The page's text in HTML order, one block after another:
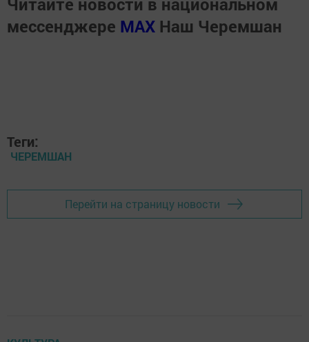
мессенджере MАХ Наш Черемшан
Теги:
ЧЕРЕМШАН
Перейти на страницу новости